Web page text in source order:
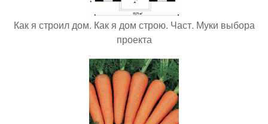
Как я строил дом. Как я дом строю. Част. Муки выбора
проекта